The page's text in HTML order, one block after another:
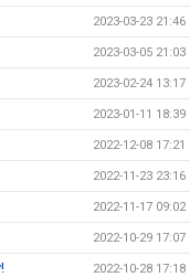
2023-03-23 21:46
2023-03-05 21:03
2023-02-24 13:17
2023-01-11 18:39
2022-12-08 17:21
2022-11-23 23:16
2022-11-17 09:02
2022-10-29 17:07
2022-10-28 17:18